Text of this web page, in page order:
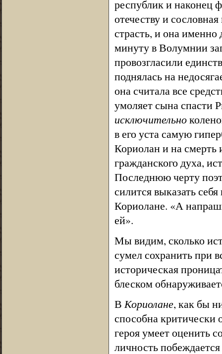
республик и наконец
отечеству и
страсть, и она
минуту в Волумнии
провозгласили
поднялась на
она считала все
умоляет сына спасти
исключительно
в его уста самую
Кориолан и на смерть
гражданского духа,
Последнюю черту
силится выказать
Кориолане. «А
ей».
Мы видим, сколько
сумел сохранить при
историческая
блеском
В Кориолане, как бы
способна критически
героя умеет оценить
личность